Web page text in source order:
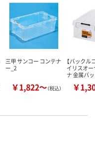
三甲 サンコー コンテナ
ー_2
￥1,822～（税込）
【バックル
イリスオ
ナ 金属バ
￥